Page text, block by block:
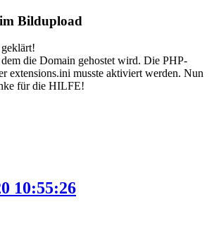
Bildupload
die Domain gehostet wird. Die PHP-
extensions.ini musste aktiviert werden. Nun
für die HILFE!
10:55:26